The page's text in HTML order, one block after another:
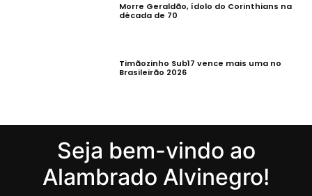
Morre Geraldão, ídolo do Corinthians na
década de 70
Timãozinho Sub17 vence mais uma no
Brasileirão 2026
Seja bem-vindo ao
Alambrado Alvinegro!